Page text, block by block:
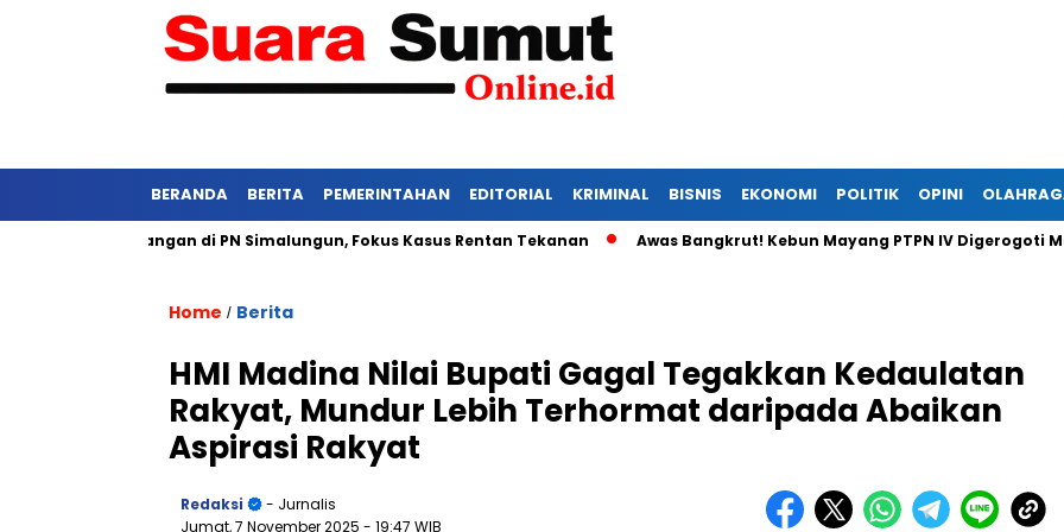
BERANDA BERITA PEMERINTAHAN EDITORIAL KRIMINAL BISNIS EKONOMI POLITIK OPINI
Persidangan di PN Simalungun, Fokus Kasus Rentan Tekanan Awas Bangkrut! Kebun Mayang PTPN IV Digerogoti Maling,
Home / Berita
HMI Madina Nilai Bupati Gagal Tegakkan Kedaulatan
Rakyat, Mundur Lebih Terhormat daripada Abaikan
Aspirasi Rakyat
Redaksi
- Jurnalis
Jumat, 7 November 2025 - 19:47 WIB